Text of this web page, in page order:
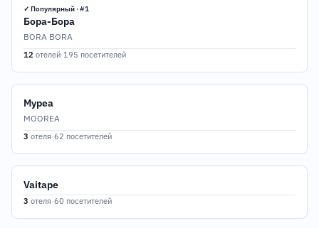
✓ Популярный · #1
Бора-Бора
BORA BORA
12 отелей·195 посетителей
Муреа
MOOREA
3 отеля·62 посетителей
Vaitape
3 отеля·60 посетителей